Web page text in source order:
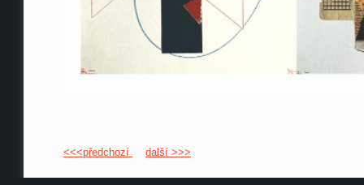
<<<předchozí další >>>